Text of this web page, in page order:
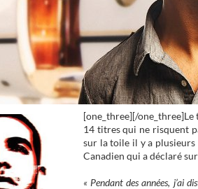
[one_three][/one_three]Le
14 titres qui ne risquent
sur la toile il y a plusieurs
Canadien qui a déclaré sur
« Pendant des années, j’ai